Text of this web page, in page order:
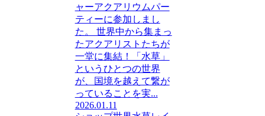
ャーアクアリウムパー
ティーに参加しまし
た。 世界中から集まっ
たアクアリストたちが
一堂に集結！「水草」
というひとつの世界
が、国境を越えて繋が
っていることを実...
2026.01.11